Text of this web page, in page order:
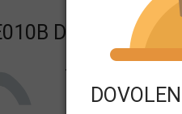
DEMO 205/65
Technické
Výrobca